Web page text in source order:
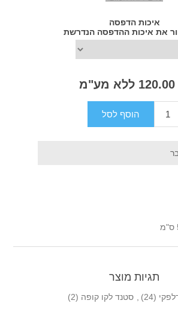
איכות הדפסה
את איכות ההדפסה הנדרשת
תגיות מוצר
(24) סטנד לקו קופה (2)